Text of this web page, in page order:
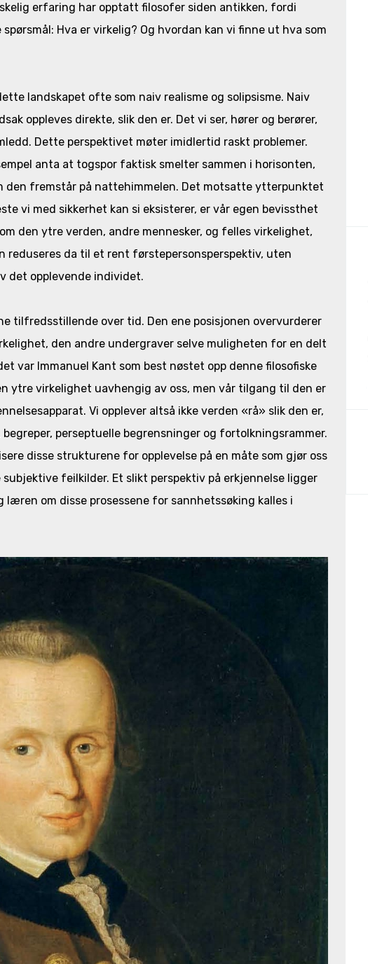
erfaring har opptatt filosofer siden antikken, fordi
Hva er virkelig? Og hvordan kan vi finne ut hva som
landskapet ofte som naiv realisme og solipsisme. Naiv
oppleves direkte, slik den er. Det vi ser, hører og berører,
Dette perspektivet møter imidlertid raskt problemer.
anta at togspor faktisk smelter sammen i horisonten,
den fremstår på nattehimmelen. Det motsatte ytterpunktet
vi med sikkerhet kan si eksisterer, er vår egen bevissthet
den ytre verden, andre mennesker, og felles virkelighet,
reduseres da til et rent førstepersonsperspektiv, uten
det opplevende individet.
tilfredsstillende over tid. Den ene posisjonen overvurderer
den andre undergraver selve muligheten for en delt
var Immanuel Kant som best nøstet opp denne filosofiske
ytre virkelighet uavhengig av oss, men vår tilgang til den er
Vi opplever altså ikke verden «rå» slik den er,
perseptuelle begrensninger og fortolkningsrammer.
disse strukturene for opplevelse på en måte som gjør oss
feilkilder. Et slikt perspektiv på erkjennelse ligger
om disse prosessene for sannhetssøking kalles i